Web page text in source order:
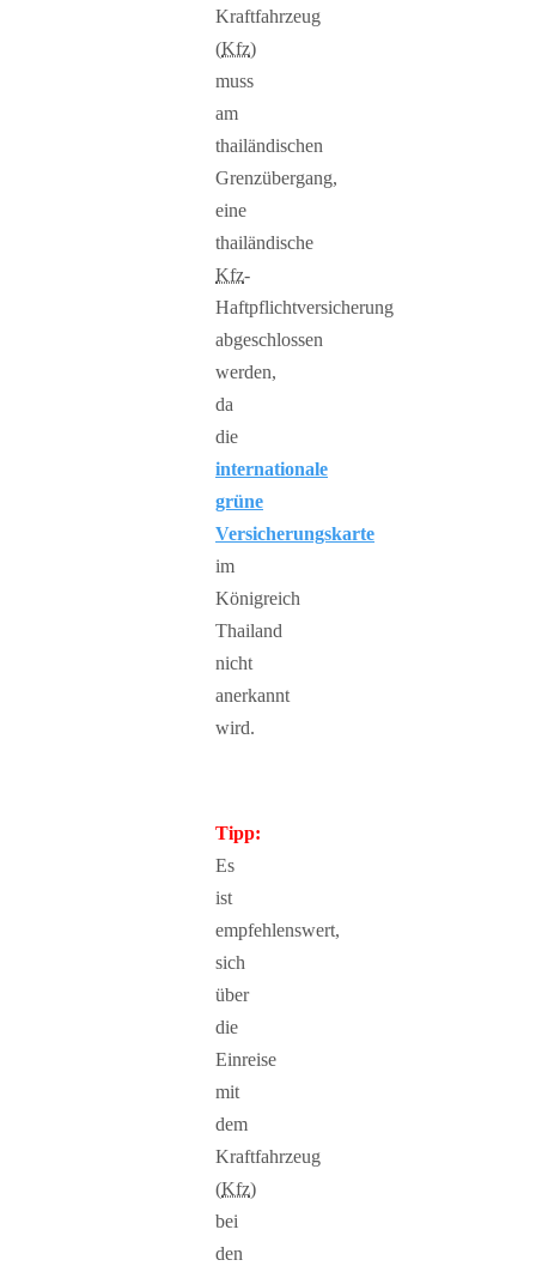
Kraftfahrzeug
(Kfz)
muss
am
thailändischen
Grenzübergang,
eine
thailändische
Kfz-
Haftpflichtversicherung
abgeschlossen
werden,
da
die
internationale
grüne
Versicherungskarte
im
Königreich
Thailand
nicht
anerkannt
wird.
Tipp:
Es
ist
empfehlenswert,
sich
über
die
Einreise
mit
dem
Kraftfahrzeug
(Kfz)
bei
den